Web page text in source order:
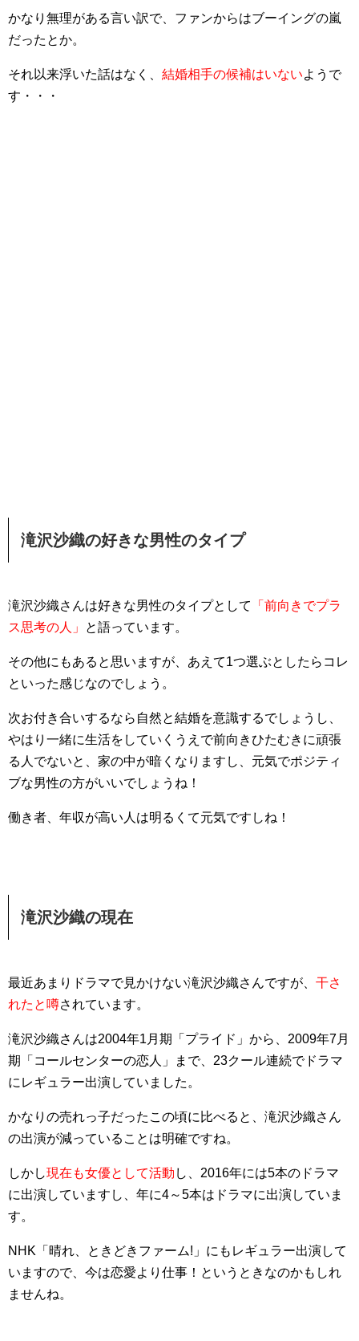
かなり無理がある言い訳で、ファンからはブーイングの嵐
だったとか。
それ以来浮いた話はなく、 結婚相手の候補はいないようで
す・・・
滝沢沙織の好きな男性のタイプ
滝沢沙織さんは好きな男性のタイプとして
「前向きでプラ
ス思考の人」
と語っています。
その他にもあると思いますが、あえて1つ選ぶとしたらコレ
といった感じなのでしょう。
次お付き合いするなら自然と結婚を意識するでしょうし、
やはり一緒に生活をしていくうえで前向きひたむきに頑張
る人でないと、家の中が暗くなりますし、元気でポジティ
ブな男性の方がいいでしょうね！
働き者、年収が高い人は明るくて元気ですしね！
滝沢沙織の現在
最近あまりドラマで見かけない滝沢沙織さんですが、 干さ
れたと噂されています。
滝沢沙織さんは2004年1月期「プライド」から、2009年7月
期「コールセンターの恋人」まで、23クール連続でドラマ
にレギュラー出演していました。
かなりの売れっ子だったこの頃に比べると、滝沢沙織さん
の出演が減っていることは明確ですね。
しかし現在も女優として活動 し、2016年には5本のドラマ
に出演していますし、年に4～5本はドラマに出演していま
す。
NHK「晴れ、ときどきファーム!」にもレギュラー出演して
いますので、今は恋愛より仕事！というときなのかもしれ
ませんね。